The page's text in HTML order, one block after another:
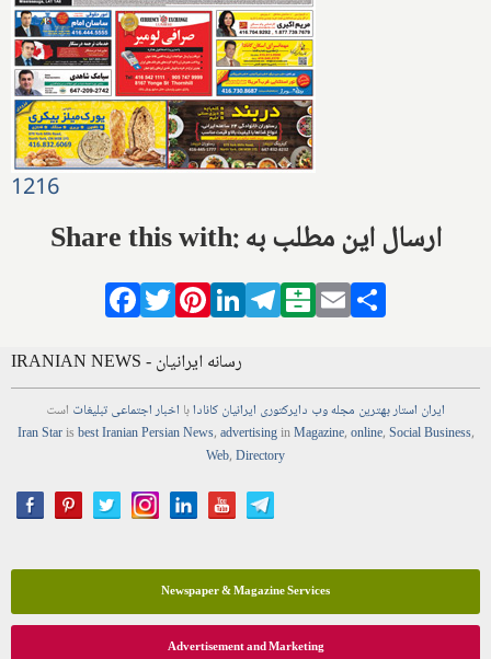
1216
Share this with: ارسال این مطلب به
Facebook
TwitterPinterestLinkedIn
Telegram
Balatarin
Email
IRANIAN NEWS - رسانه ایرانیان
ایران استاربهترین مجلهوب دایرکتوری ایرانیان کانادابا اخباراجتماعیتبلیغات است
Iran Starisbest Iranian PersianNews,advertisinginMagazine,online,Social Business,
Web,Directory
Newspaper & Magazine Services
Advertisement and Marketing